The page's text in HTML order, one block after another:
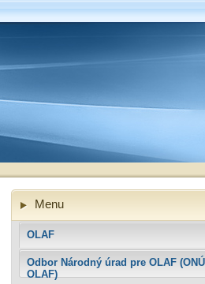
Menu
OLAF
Odbor Národný úrad pre OLAF (ONÚ
OLAF)